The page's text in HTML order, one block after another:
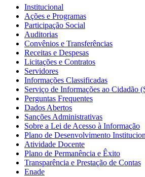
Institucional
Ações e Programas
Participação Social
Auditorias
Convênios e Transferências
Receitas e Despesas
Licitações e Contratos
Servidores
Informações Classificadas
Serviço de Informações ao Cidadão
Perguntas Frequentes
Dados Abertos
Sanções Administrativas
Sobre a Lei de Acesso à Informação
Plano de Desenvolvimento
Atividade Docente
Plano de Permanência e Êxito
Transparência e Prestação de Contas
Enade